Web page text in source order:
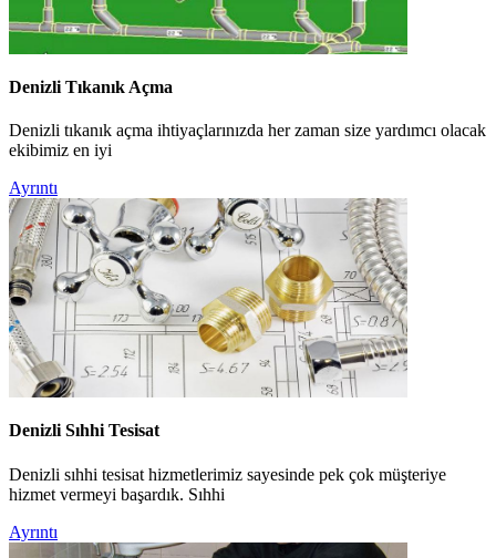
Denizli Tıkanık Açma
Denizli tıkanık açma ihtiyaçlarınızda her zaman size yardımcı olacak
ekibimiz en iyi
Ayrıntı
Denizli Sıhhi Tesisat
Denizli sıhhi tesisat hizmetlerimiz sayesinde pek çok müşteriye
hizmet vermeyi başardık. Sıhhi
Ayrıntı